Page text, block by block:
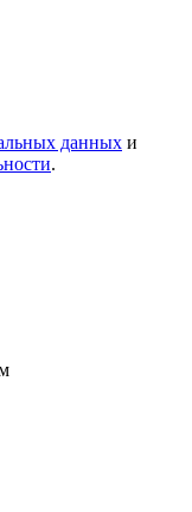
данных и
.